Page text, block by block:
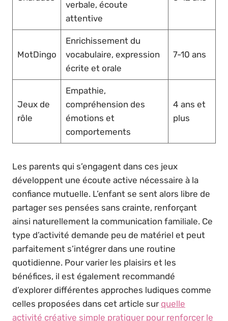
verbale, écoute
attentive
MotDingo
Enrichissement du
vocabulaire, expression
écrite et orale
7-10 ans
Jeux de
rôle
Empathie,
compréhension des
émotions et
comportements
4 ans et
plus
Les parents qui s’engagent dans ces jeux
développent une écoute active nécessaire à la
confiance mutuelle. L’enfant se sent alors libre de
partager ses pensées sans crainte, renforçant
ainsi naturellement la communication familiale. Ce
type d’activité demande peu de matériel et peut
parfaitement s’intégrer dans une routine
quotidienne. Pour varier les plaisirs et les
bénéfices, il est également recommandé
d’explorer différentes approches ludiques comme
celles proposées dans cet article sur quelle
activité créative simple pratiquer pour renforcer le